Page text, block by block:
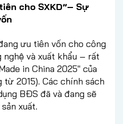
cho SXKD”– Sự
ưu tiên vốn cho công
nghệ và xuất khẩu – rất
in China 2025" của
2015). Các chính sách
BĐS đã và đang sẽ
xuất.